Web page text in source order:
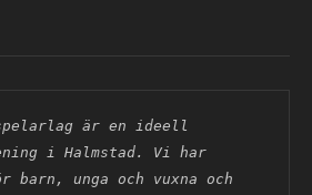
är en ideell
i Halmstad. Vi har
barn, unga och vuxna och